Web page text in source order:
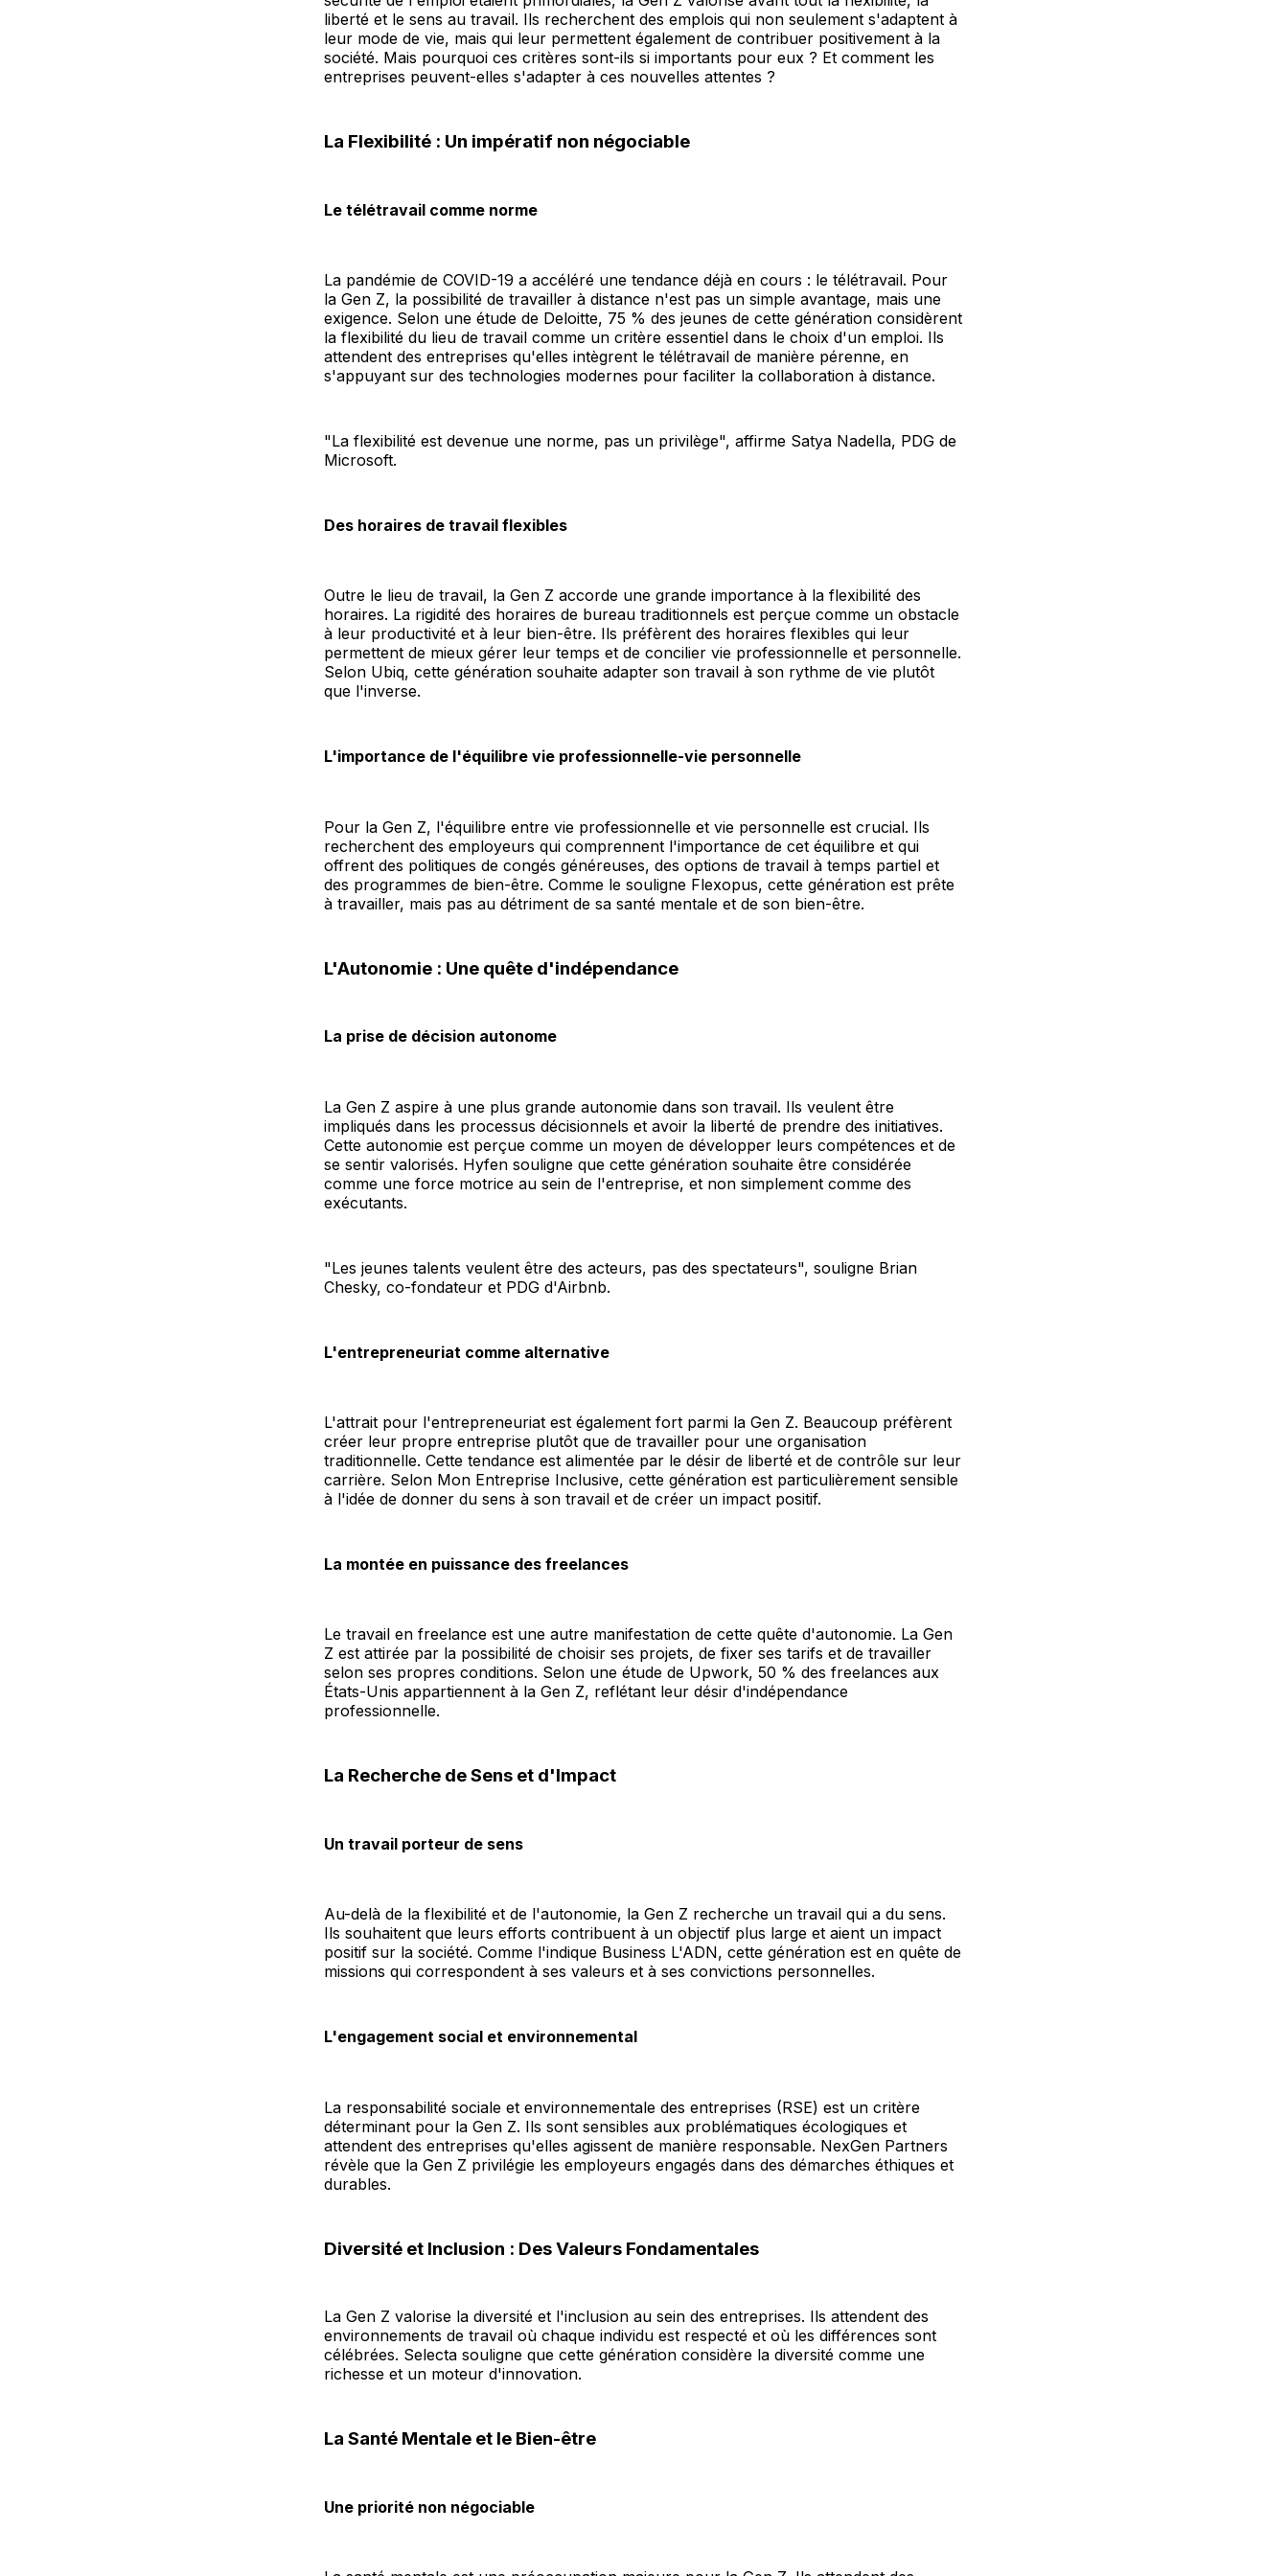
liberté et le sens au travail. Ils recherchent des emplois qui non seulement s'adaptent à
leur mode de vie, mais qui leur permettent également de contribuer positivement à la
société. Mais pourquoi ces critères sont-ils si importants pour eux ? Et comment les
entreprises peuvent-elles s'adapter à ces nouvelles attentes ?
La Flexibilité : Un impératif non négociable
Le télétravail comme norme
La pandémie de COVID-19 a accéléré une tendance déjà en cours : le télétravail. Pour
la Gen Z, la possibilité de travailler à distance n'est pas un simple avantage, mais une
exigence. Selon une étude de Deloitte, 75 % des jeunes de cette génération considèrent
la flexibilité du lieu de travail comme un critère essentiel dans le choix d'un emploi. Ils
attendent des entreprises qu'elles intègrent le télétravail de manière pérenne, en
s'appuyant sur des technologies modernes pour faciliter la collaboration à distance.
"La flexibilité est devenue une norme, pas un privilège", affirme Satya Nadella, PDG de
Microsoft.
Des horaires de travail flexibles
Outre le lieu de travail, la Gen Z accorde une grande importance à la flexibilité des
horaires. La rigidité des horaires de bureau traditionnels est perçue comme un obstacle
à leur productivité et à leur bien-être. Ils préfèrent des horaires flexibles qui leur
permettent de mieux gérer leur temps et de concilier vie professionnelle et personnelle.
Selon Ubiq, cette génération souhaite adapter son travail à son rythme de vie plutôt
que l'inverse.
L'importance de l'équilibre vie professionnelle-vie personnelle
Pour la Gen Z, l'équilibre entre vie professionnelle et vie personnelle est crucial. Ils
recherchent des employeurs qui comprennent l'importance de cet équilibre et qui
offrent des politiques de congés généreuses, des options de travail à temps partiel et
des programmes de bien-être. Comme le souligne Flexopus, cette génération est prête
à travailler, mais pas au détriment de sa santé mentale et de son bien-être.
L'Autonomie : Une quête d'indépendance
La prise de décision autonome
La Gen Z aspire à une plus grande autonomie dans son travail. Ils veulent être
impliqués dans les processus décisionnels et avoir la liberté de prendre des initiatives.
Cette autonomie est perçue comme un moyen de développer leurs compétences et de
se sentir valorisés. Hyfen souligne que cette génération souhaite être considérée
comme une force motrice au sein de l'entreprise, et non simplement comme des
exécutants.
"Les jeunes talents veulent être des acteurs, pas des spectateurs", souligne Brian
Chesky, co-fondateur et PDG d'Airbnb.
L'entrepreneuriat comme alternative
L'attrait pour l'entrepreneuriat est également fort parmi la Gen Z. Beaucoup préfèrent
créer leur propre entreprise plutôt que de travailler pour une organisation
traditionnelle. Cette tendance est alimentée par le désir de liberté et de contrôle sur leur
carrière. Selon Mon Entreprise Inclusive, cette génération est particulièrement sensible
à l'idée de donner du sens à son travail et de créer un impact positif.
La montée en puissance des freelances
Le travail en freelance est une autre manifestation de cette quête d'autonomie. La Gen
Z est attirée par la possibilité de choisir ses projets, de fixer ses tarifs et de travailler
selon ses propres conditions. Selon une étude de Upwork, 50 % des freelances aux
États-Unis appartiennent à la Gen Z, reflétant leur désir d'indépendance
professionnelle.
La Recherche de Sens et d'Impact
Un travail porteur de sens
Au-delà de la flexibilité et de l'autonomie, la Gen Z recherche un travail qui a du sens.
Ils souhaitent que leurs efforts contribuent à un objectif plus large et aient un impact
positif sur la société. Comme l'indique Business L'ADN, cette génération est en quête de
missions qui correspondent à ses valeurs et à ses convictions personnelles.
L'engagement social et environnemental
La responsabilité sociale et environnementale des entreprises (RSE) est un critère
déterminant pour la Gen Z. Ils sont sensibles aux problématiques écologiques et
attendent des entreprises qu'elles agissent de manière responsable. NexGen Partners
révèle que la Gen Z privilégie les employeurs engagés dans des démarches éthiques et
durables.
Diversité et Inclusion : Des Valeurs Fondamentales
La Gen Z valorise la diversité et l'inclusion au sein des entreprises. Ils attendent des
environnements de travail où chaque individu est respecté et où les différences sont
célébrées. Selecta souligne que cette génération considère la diversité comme une
richesse et un moteur d'innovation.
La Santé Mentale et le Bien-être
Une priorité non négociable